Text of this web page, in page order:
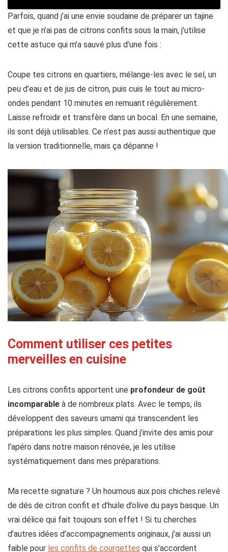
Parfois, quand j’ai une envie soudaine de préparer un tajine
et que je n’ai pas de citrons confits sous la main, j’utilise
cette astuce qui m’a sauvé plus d’une fois :
Coupe tes citrons en quartiers, mélange-les avec le sel, un
peu d’eau et de jus de citron, puis cuis le tout au micro-
ondes pendant 10 minutes en remuant régulièrement.
Laisse refroidir et transfère dans un bocal. En une semaine,
ils sont déjà utilisables. Ce n’est pas aussi authentique que
la version traditionnelle, mais ça dépanne !
Comment utiliser ces petites
merveilles en cuisine
Les citrons confits apportent une profondeur de goût
incomparable à de nombreux plats. Avec le temps, ils
développent des saveurs umami qui transcendent les
préparations les plus simples. Quand j’invite des amis pour
l’apéro dans notre maison rénovée, je les utilise
systématiquement dans mes préparations.
Ma recette signature ? Un houmous aux pois chiches relevé
de dés de citron confit et d’huile d’olive du pays basque. Un
vrai délice qui fait toujours son effet ! Si tu cherches
d’autres idées d’accompagnements originaux, j’ai aussi un
faible pour les confits de courgettes qui s’accordent